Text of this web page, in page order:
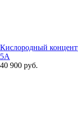
Кислородный
5A
40 900 руб.